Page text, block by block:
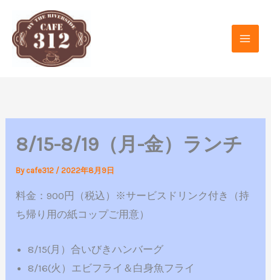
プ
8/15-8/19（月-金）ランチ
By cafe312 /2022年8月9日
料金：900円（税込）※サービスドリンク付き（持
ち帰り用の紙コップご用意）
8/15(月）合いびきハンバーグ
8/16(火）エビフライ＆白身魚フライ